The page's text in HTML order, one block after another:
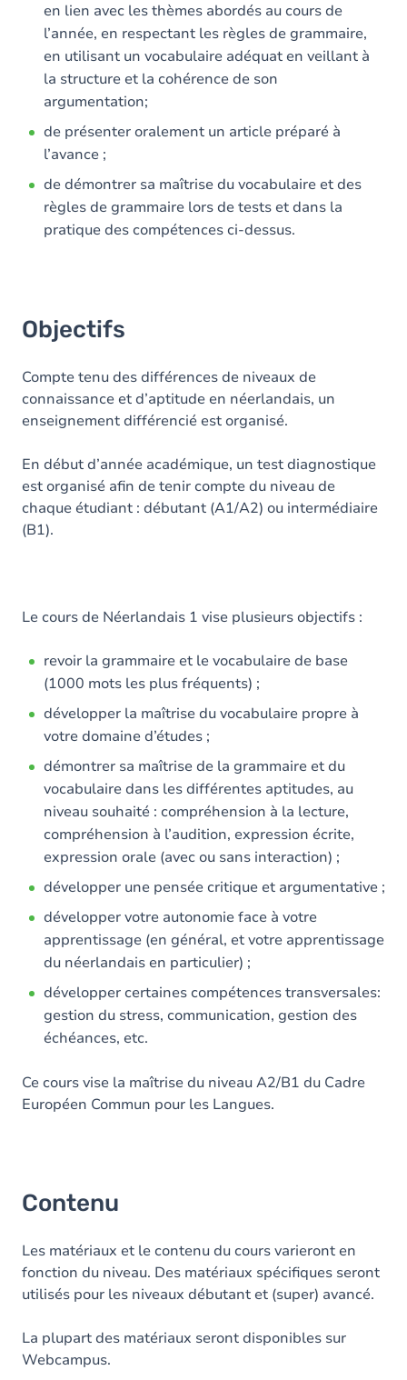
en lien avec les thèmes abordés au cours de
l’année, en respectant les règles de grammaire,
en utilisant un vocabulaire adéquat en veillant à
la structure et la cohérence de son
argumentation;
de présenter oralement un article préparé à
l’avance ;
de démontrer sa maîtrise du vocabulaire et des
règles de grammaire lors de tests et dans la
pratique des compétences ci-dessus.
Objectifs
Compte tenu des différences de niveaux de
connaissance et d’aptitude en néerlandais, un
enseignement différencié est organisé.
En début d’année académique, un test diagnostique
est organisé afin de tenir compte du niveau de
chaque étudiant : débutant (A1/A2) ou intermédiaire
(B1).
Le cours de Néerlandais 1 vise plusieurs objectifs :
revoir la grammaire et le vocabulaire de base
(1000 mots les plus fréquents) ;
développer la maîtrise du vocabulaire propre à
votre domaine d’études ;
démontrer sa maîtrise de la grammaire et du
vocabulaire dans les différentes aptitudes, au
niveau souhaité : compréhension à la lecture,
compréhension à l’audition, expression écrite,
expression orale (avec ou sans interaction) ;
développer une pensée critique et argumentative ;
développer votre autonomie face à votre
apprentissage (en général, et votre apprentissage
du néerlandais en particulier) ;
développer certaines compétences transversales:
gestion du stress, communication, gestion des
échéances, etc.
Ce cours vise la maîtrise du niveau A2/B1 du Cadre
Européen Commun pour les Langues.
Contenu
Les matériaux et le contenu du cours varieront en
fonction du niveau. Des matériaux spécifiques seront
utilisés pour les niveaux débutant et (super) avancé.
La plupart des matériaux seront disponibles sur
Webcampus.